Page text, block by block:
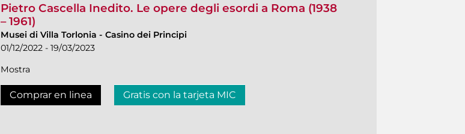
Pietro Cascella Inedito. Le opere degli esordi a Roma (1938
– 1961)
Musei di Villa Torlonia - Casino dei Principi
01/12/2022 - 19/03/2023
Mostra
Comprar en linea Gratis con la tarjeta MIC